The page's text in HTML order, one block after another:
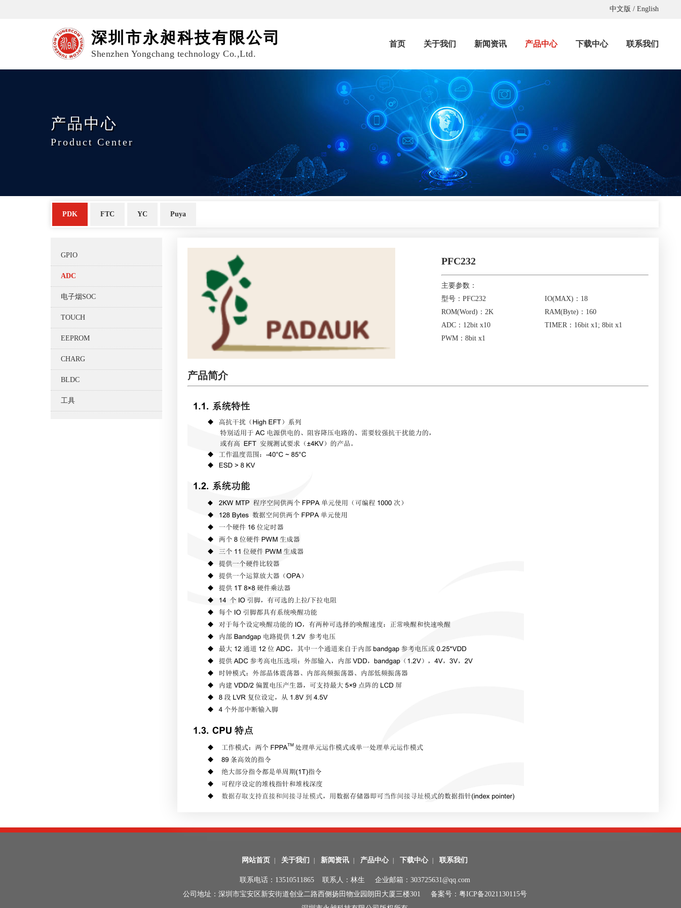
中文版 / English
深圳市永昶科技有限公司
Shenzhen Yongchang technology Co.,Ltd.
首页 关于我们 新闻资讯 产品中心 下载中心 联系我们
产品中心
Product Center
PDK FTC YC Puya
PFC232
主要参数：
型号：PFC232
IO(MAX)：18
ROM(Word)：2K
RAM(Byte)：160
ADC：12bit x10
TIMER：16bit x1; 8bit x1
PWM：8bit x1
产品简介
GPIO
ADC
电子烟SOC
TOUCH
EEPROM
CHARG
BLDC
工具
网站首页 关于我们 新闻资讯 产品中心 下载中心 联系我们
联系电话：13510511865 联系人：林生 企业邮箱：303725631@qq.com
公司地址：深圳市宝安区新安街道创业二路西侧扬田物业园朗田大厦三楼301 备案号： 粤ICP备2021130115号